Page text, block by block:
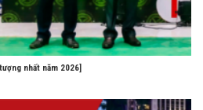
nhất năm 2026]